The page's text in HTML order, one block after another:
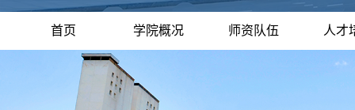
首页 学院概况 师资队伍 人才